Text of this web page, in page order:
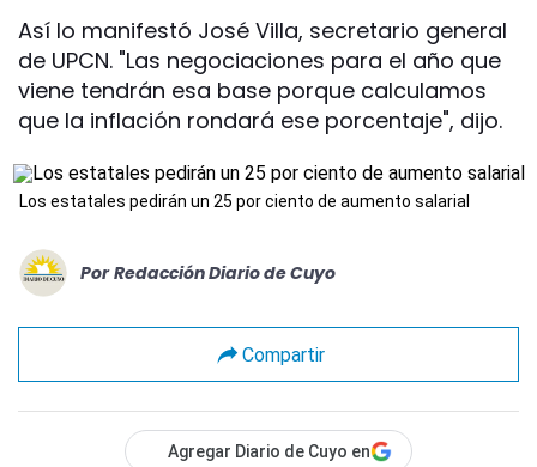
Así lo manifestó José Villa, secretario general
de UPCN. "Las negociaciones para el año que
viene tendrán esa base porque calculamos
que la inflación rondará ese porcentaje", dijo.
Los estatales pedirán un 25 por ciento de aumento salarial
Por Redacción Diario de Cuyo
Compartir
Agregar Diario de Cuyo en